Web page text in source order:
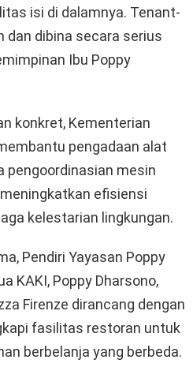
isi di dalamnya. Tenant-
dan dibina secara serius
Ibu Poppy
konkret, Kementerian
pengadaan alat
pengoordinasian mesin
efisiensi
kelestarian lingkungan.
Pendiri Yayasan Poppy
KAKI, Poppy Dharsono,
Firenze dirancang dengan
fasilitas restoran untuk
berbelanja yang berbeda.